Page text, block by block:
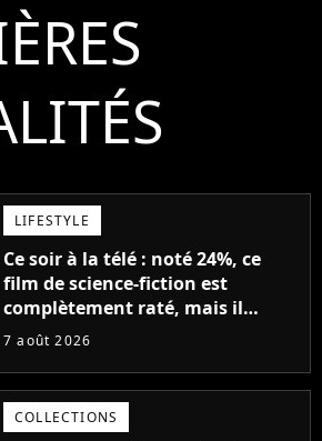
LIFESTYLE
Ce soir à la télé : noté 24%, ce
film de science-fiction est
complètement raté, mais il
aurait pu être encore pire à
7 août 2026
COLLECTIONS